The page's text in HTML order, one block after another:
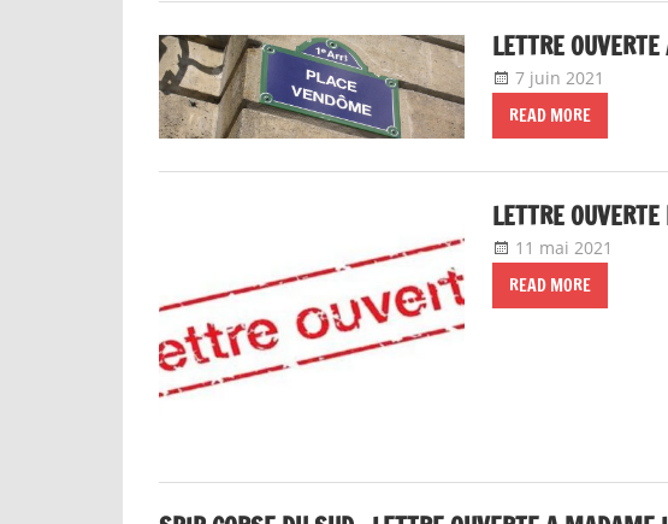
LETTRE
7 juin 2021
READ MORE
LETTRE
11 mai 2021
READ MORE